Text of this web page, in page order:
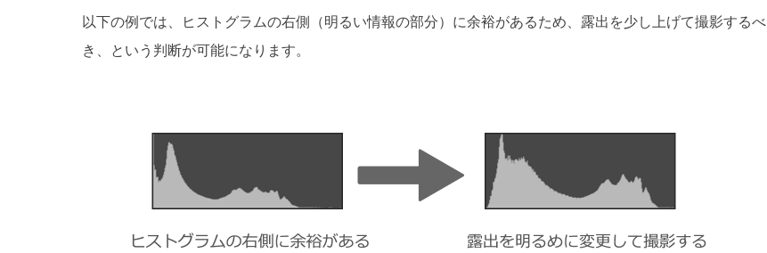
以下の例では、ヒストグラムの右側（明るい情報の部分）に余裕があるため、露出を少し上げて撮影するべ
き、という判断が可能になります。